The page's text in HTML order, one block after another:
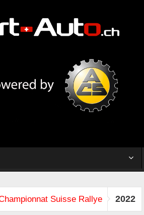
Suisse Rallye 2022